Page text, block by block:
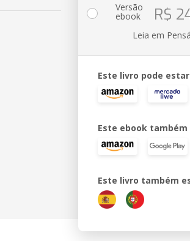
Versão
ebook R$
Leia em
Este livro pode
Este ebook
Este livro também